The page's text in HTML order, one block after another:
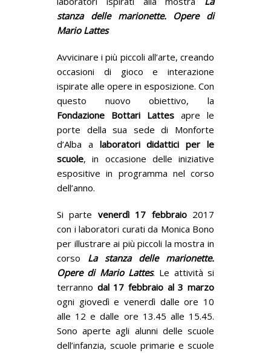
stanza delle marionette. Opere di
Mario Lattes
Avvicinare i più piccoli all’arte, creando
occasioni di gioco e interazione
ispirate alle opere in esposizione. Con
questo nuovo obiettivo, la
Fondazione Bottari Lattes apre le
porte della sua sede di Monforte
d’Alba a laboratori didattici per le
scuole, in occasione delle iniziative
espositive in programma nel corso
dell’anno.
Si parte venerdì 17 febbraio 2017
con i laboratori curati da Monica Bono
per illustrare ai più piccoli la mostra in
corso La stanza delle marionette.
Opere di Mario Lattes. Le attività si
terranno dal 17 febbraio al 3 marzo
ogni giovedì e venerdì dalle ore 10
alle 12 e dalle ore 13.45 alle 15.45.
Sono aperte agli alunni delle scuole
dell’infanzia, scuole primarie e scuole